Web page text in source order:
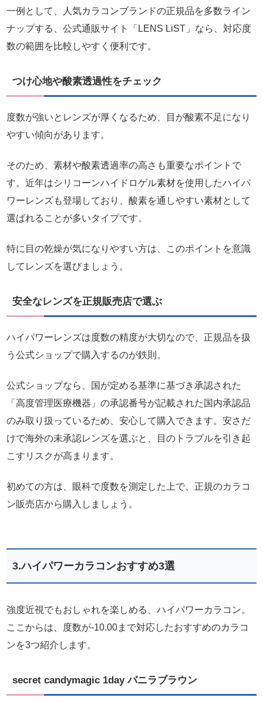
一例として、人気カラコンブランドの正規品を多数ライン
ナップする、公式通販サイト「LENS LiST」なら、対応度
数の範囲を比較しやすく便利です。
つけ心地や酸素透過性をチェック
度数が強いとレンズが厚くなるため、目が酸素不足になり
やすい傾向があります。
そのため、素材や酸素透過率の高さも重要なポイントで
す。近年はシリコーンハイドロゲル素材を使用したハイパ
ワーレンズも登場しており、酸素を通しやすい素材として
選ばれることが多いタイプです。
特に目の乾燥が気になりやすい方は、このポイントを意識
してレンズを選びましょう。
安全なレンズを正規販売店で選ぶ
ハイパワーレンズは度数の精度が大切なので、正規品を扱
う公式ショップで購入するのが鉄則。
公式ショップなら、国が定める基準に基づき承認された
「高度管理医療機器」の承認番号が記載された国内承認品
のみ取り扱っているため、安心して購入できます。安さだ
けで海外の未承認レンズを選ぶと、目のトラブルを引き起
こすリスクが高まります。
初めての方は、眼科で度数を測定した上で、正規のカラコ
ン販売店から購入しましょう。
3.ハイパワーカラコンおすすめ3選
強度近視でもおしゃれを楽しめる、ハイパワーカラコン。
ここからは、度数が-10.00まで対応したおすすめのカラコ
ンを3つ紹介します。
secret candymagic 1day バニラブラウン